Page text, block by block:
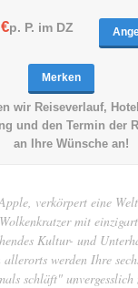
p. P. im DZ
Merken
wir Reiseverlauf,
und den Termin der
an Ihre Wünsche an!
verkörpert eine
mit
Kultur- und
allerorts werden Ihre
schläft" unvergesslich